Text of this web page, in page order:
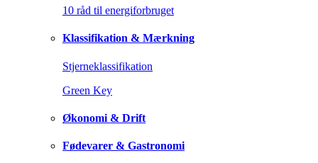
10 råd til energiforbruget
Klassifikation & Mærkning
Stjerneklassifikation
Green Key
Økonomi & Drift
Fødevarer & Gastronomi